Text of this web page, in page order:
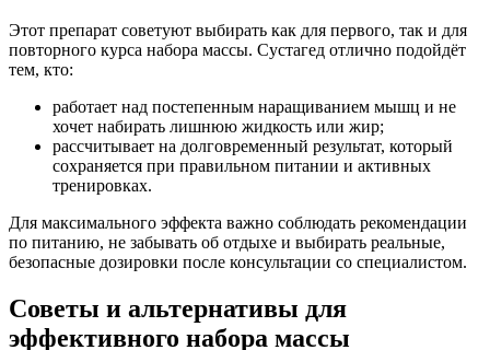
Этот препарат советуют выбирать как для первого, так и для
повторного курса набора массы. Сустагед отлично подойдёт
тем, кто:
работает над постепенным наращиванием мышц и не
хочет набирать лишнюю жидкость или жир;
рассчитывает на долговременный результат, который
сохраняется при правильном питании и активных
тренировках.
Для максимального эффекта важно соблюдать рекомендации
по питанию, не забывать об отдыхе и выбирать реальные,
безопасные дозировки после консультации со специалистом.
Советы и альтернативы для
эффективного набора массы